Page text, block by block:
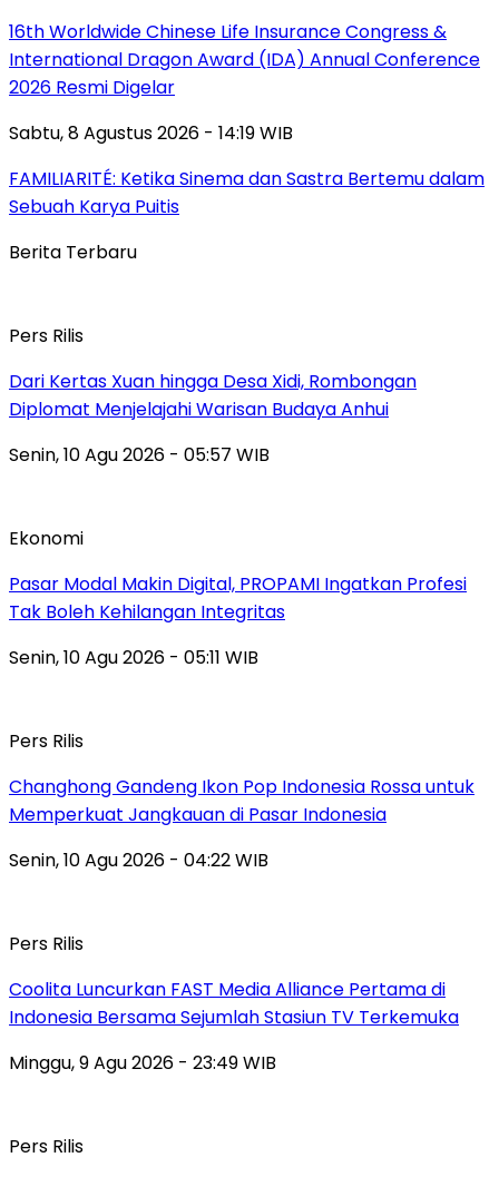
16th Worldwide Chinese Life Insurance Congress &
International Dragon Award (IDA) Annual Conference
2026 Resmi Digelar
Sabtu, 8 Agustus 2026 - 14:19 WIB
FAMILIARITÉ: Ketika Sinema dan Sastra Bertemu dalam
Sebuah Karya Puitis
Berita Terbaru
Pers Rilis
Dari Kertas Xuan hingga Desa Xidi, Rombongan
Diplomat Menjelajahi Warisan Budaya Anhui
Senin, 10 Agu 2026 - 05:57 WIB
Ekonomi
Pasar Modal Makin Digital, PROPAMI Ingatkan Profesi
Tak Boleh Kehilangan Integritas
Senin, 10 Agu 2026 - 05:11 WIB
Pers Rilis
Changhong Gandeng Ikon Pop Indonesia Rossa untuk
Memperkuat Jangkauan di Pasar Indonesia
Senin, 10 Agu 2026 - 04:22 WIB
Pers Rilis
Coolita Luncurkan FAST Media Alliance Pertama di
Indonesia Bersama Sejumlah Stasiun TV Terkemuka
Minggu, 9 Agu 2026 - 23:49 WIB
Pers Rilis